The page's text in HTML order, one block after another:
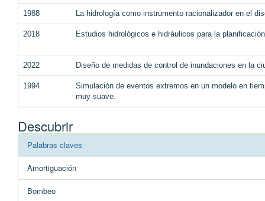
1988 La hidrología como instrumento racionalizador en el
2018 Estudios hidrológicos e hidráulicos para la
2022 Diseño de medidas de control de inundaciones en la
1994
Simulación de eventos extremos en un modelo en
muy suave.
Descubrir
Palabras claves
Amortiguación
Bombeo